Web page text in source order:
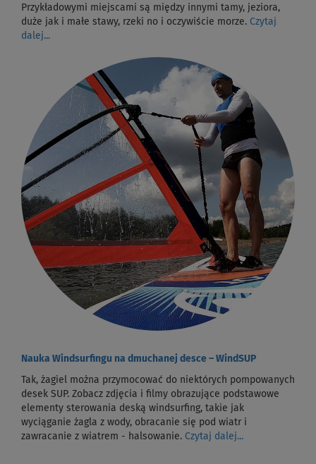
Przykładowymi miejscami są między innymi tamy, jeziora,
duże jak i małe stawy, rzeki no i oczywiście morze. Czytaj
dalej...
Nauka Windsurfingu na dmuchanej desce – WindSUP
Tak, żagiel można przymocować do niektórych pompowanych
desek SUP. Zobacz zdjęcia i filmy obrazujące podstawowe
elementy sterowania deską windsurfing, takie jak
wyciąganie żagla z wody, obracanie się pod wiatr i
zawracanie z wiatrem - halsowanie. Czytaj dalej...